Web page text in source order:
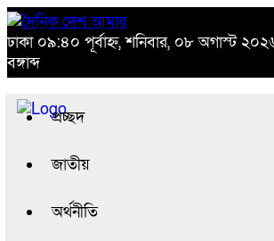
ঢাকা ০৯:৪০ পূর্বাহ্ন, শনিবার, ০৮ অগাস্ট
বঙ্গাব্দ
প্রচ্ছদ
জাতীয়
অর্থনীতি